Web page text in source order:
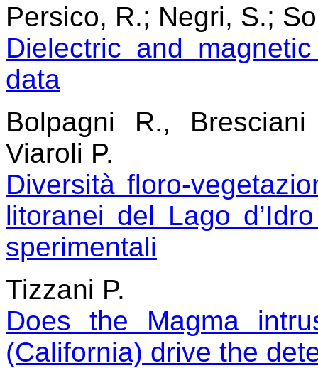
Persico, R.; Negri, S.;
Dielectric and
data
Bolpagni R.,
Viaroli P.
Diversità floro-
litoranei del Lago
sperimentali
Tizzani P.
Does the Magma
(California) drive the